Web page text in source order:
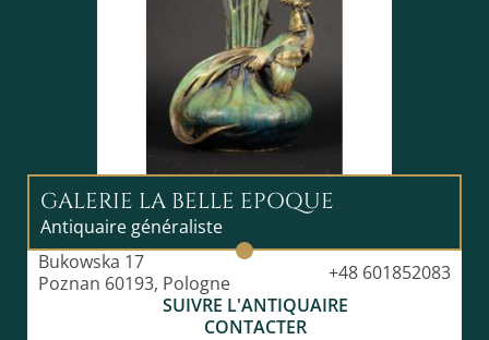
GALERIE LA BELLE EPOQUE
Antiquaire généraliste
Bukowska 17
Poznan 60193, Pologne
+48 601852083
SUIVRE L'ANTIQUAIRE
CONTACTER